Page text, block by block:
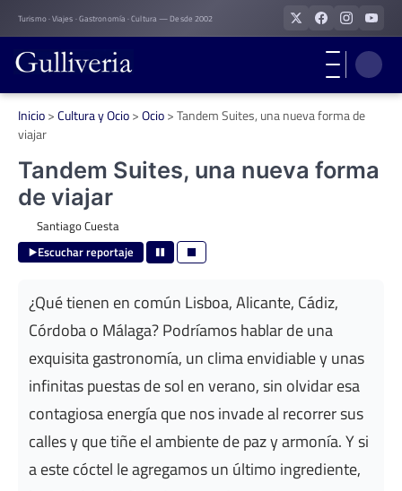
Skip
to
content
Turismo · Viajes · Gastronomía · Cultura — Desde 2002
Inicio>Cultura y Ocio>Ocio>Tandem Suites, una nueva forma de
viajar
Tandem Suites, una nueva forma
de viajar
Santiago Cuesta
Escuchar reportaje
¿Qué tienen en común Lisboa, Alicante, Cádiz,
Córdoba o Málaga? Podríamos hablar de una
exquisita gastronomía, un clima envidiable y unas
infinitas puestas de sol en verano, sin olvidar esa
contagiosa energía que nos invade al recorrer sus
calles y que tiñe el ambiente de paz y armonía. Y si
a este cóctel le agregamos un último ingrediente,